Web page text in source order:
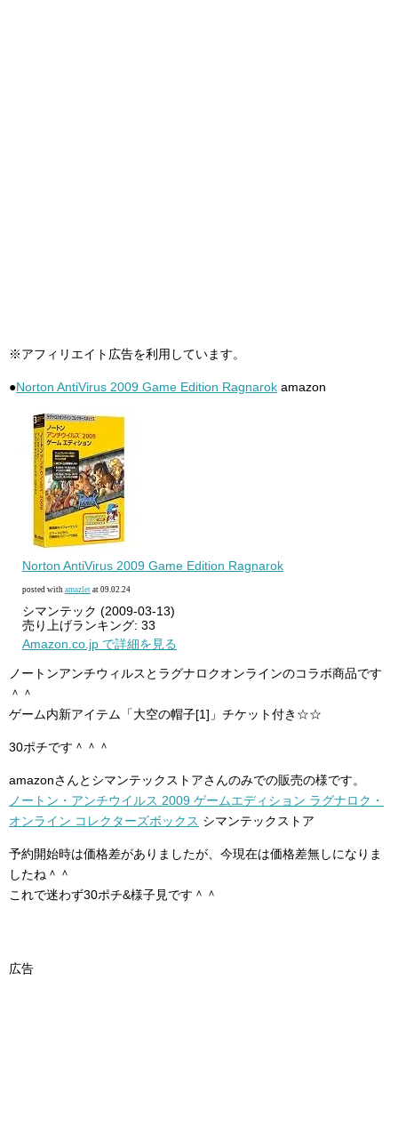
※アフィリエイト広告を利用しています。
●Norton AntiVirus 2009 Game Edition Ragnarok amazon
Norton AntiVirus 2009 Game Edition Ragnarok
posted with amazlet at 09.02.24
シマンテック (2009-03-13)
売り上げランキング: 33
Amazon.co.jp で詳細を見る
ノートンアンチウィルスとラグナロクオンラインのコラボ商品です
＾＾
ゲーム内新アイテム「大空の帽子[1]」チケット付き☆☆
30ポチです＾＾＾
amazonさんとシマンテックストアさんのみでの販売の様です。
ノートン・アンチウイルス 2009 ゲームエディション ラグナロク・
オンライン コレクターズボックス シマンテックストア
予約開始時は価格差がありましたが、今現在は価格差無しになりま
したね＾＾
これで迷わず30ポチ&様子見です＾＾
広告